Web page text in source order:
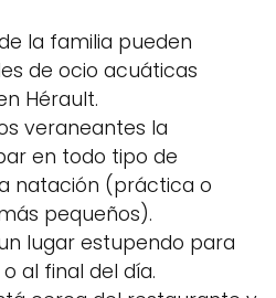
la familia pueden
de ocio acuáticas
Hérault.
veraneantes la
en todo tipo de
natación (práctica o
pequeños).
lugar estupendo para
al final del día.